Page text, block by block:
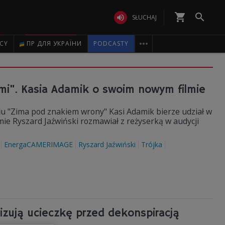
 SŁUCHAJ shopping_cart 
ПР ДЛЯ УКРАЇНИ PODCASTY 
Kasia Adamik o swoim nowym filmie
pod znakiem wrony" Kasi Adamik bierze udział w
Ryszard Jaźwiński rozmawiał z reżyserką w audycji
EnergaCAMERIMAGE Ryszard Jaźwiński Trójka
ucieczkę przed dekonspiracją